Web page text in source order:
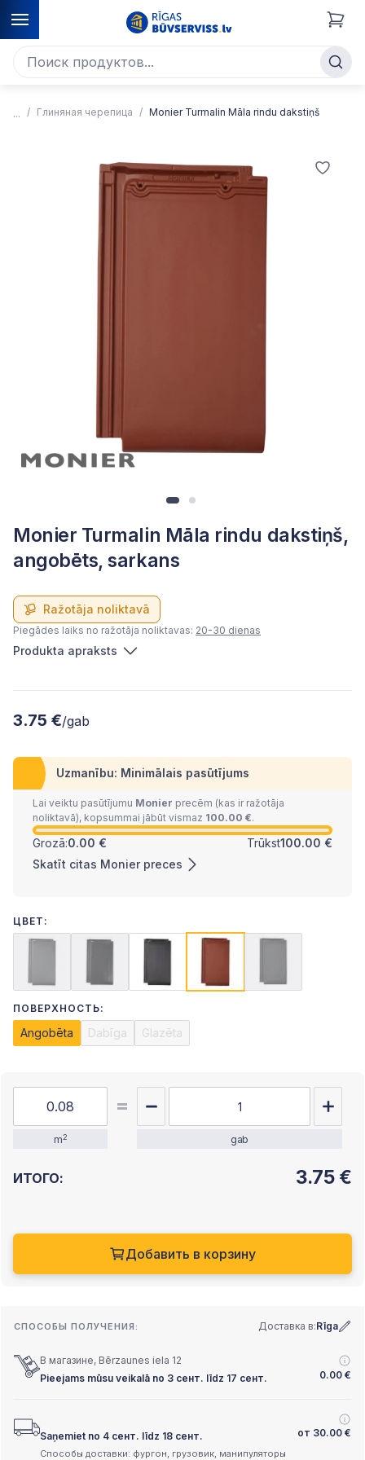
Глиняная черепица Monier Turmalin Māla rindu dakstiņš
Monier Turmalin Māla rindu dakstiņš,
angobēts, sarkans
Ražotāja noliktavā
Piegādes laiks no ražotāja noliktavas: 20-30 dienas
Produkta apraksts
3.75 €/gab
Uzmanību: Minimālais pasūtījums
Lai veiktu pasūtījumu Monier precēm (kas ir ražotāja
noliktavā), kopsummai jābūt vismaz 100.00 €.
Grozā:0.00 € Trūkst100.00 €
Skatīt citas Monier preces
ЦВЕТ:
ПОВЕРХНОСТЬ:
Angobēta Dabīga Glazēta
m2 gab
ИТОГО: 3.75 €
Добавить в корзину
СПОСОБЫ ПОЛУЧЕНИЯ: Доставка в:Rīga
В магазине, Bērzaunes iela 12
Pieejams mūsu veikalā no 3 сент. līdz 17 сент.
0.00 €
Saņemiet no 4 сент. līdz 18 сент. от 30.00 €
Способы доставки: фургон, грузовик, манипуляторы